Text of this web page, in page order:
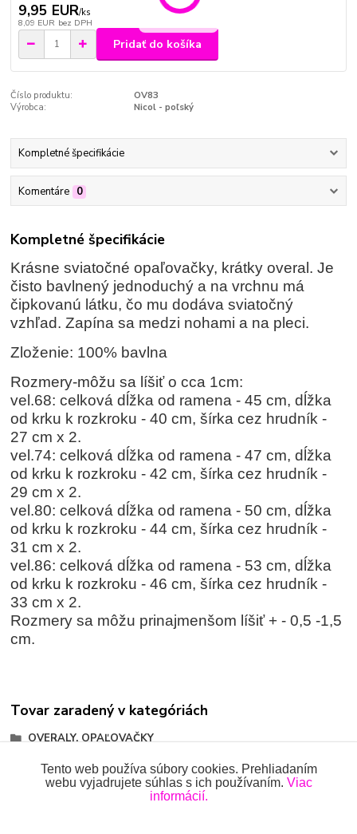
9,95 EUR/ks
8,09 EUR bez DPH
Pridať do košíka
Číslo produktu:
OV83
Výrobca:
Nicol - poľský
Kompletné špecifikácie
Komentáre 0
Kompletné špecifikácie
Krásne sviatočné opaľovačky, krátky overal. Je
čisto bavlnený jednoduchý a na vrchnu má
čipkovanú látku, čo mu dodáva sviatočný
vzhľad. Zapína sa medzi nohami a na pleci.
Zloženie: 100% bavlna
Rozmery-môžu sa líšiť o cca 1cm:
vel.68: celková dĺžka od ramena - 45 cm, dĺžka
od krku k rozkroku - 40 cm, šírka cez hrudník -
27 cm x 2.
vel.74: celková dĺžka od ramena - 47 cm, dĺžka
od krku k rozkroku - 42 cm, šírka cez hrudník -
29 cm x 2.
vel.80: celková dĺžka od ramena - 50 cm, dĺžka
od krku k rozkroku - 44 cm, šírka cez hrudník -
31 cm x 2.
vel.86: celková dĺžka od ramena - 53 cm, dĺžka
od krku k rozkroku - 46 cm, šírka cez hrudník -
33 cm x 2.
Rozmery sa môžu prinajmenšom líšiť + - 0,5 -1,5
cm.
Tovar zaradený v kategóriách
OVERALY, OPAĽOVAČKY
Krátke overaly, opaľovačky
Tento web používa súbory cookies. Prehliadaním
webu vyjadrujete súhlas s ich používaním. Viac
informácií.